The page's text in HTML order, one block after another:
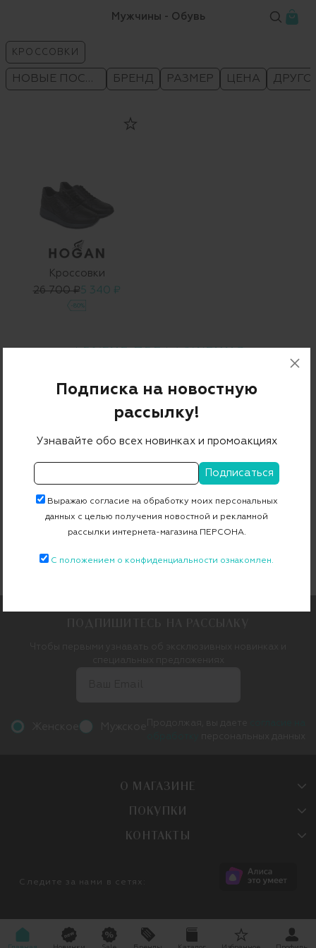
Мужчины - Обувь
КРОССОВКИ
НОВЫЕ ПОСТУПЛЕНИЯ БРЕНД РАЗМЕР ЦЕНА
Кроссовки
26 700 ₽ 5 340 ₽
-80%
HOGAN BOGNER
BILLIONAIRE SANTONI ERMENEGILDO ZEGNA PAUL SHARK
CANALI
Категории
КРОССОВКИ
О МАГАЗИНЕ
ПОКУПКИ
КОНТАКТЫ
Следите за нами в сетях:
Подписка на новостную
рассылку!
Узнавайте обо всех новинках и промоакциях
Выражаю согласие на обработку моих персональных
данных с целью получения новостной и рекламной
рассылки интернета-магазина ПЕРСОНА.
С положением о конфиденциальности ознакомлен.